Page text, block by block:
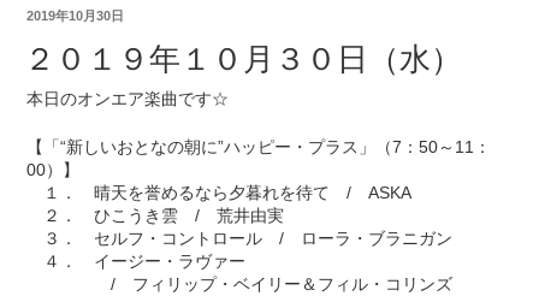
2019年10月30日
２０１９年１０月３０日（水）
本日のオンエア楽曲です☆
【「“新しいおとなの朝に”ハッピー・プラス」（7：50～11：
00）】
１． 晴天を誉めるなら夕暮れを待て / ASKA
２． ひこうき雲 / 荒井由実
３． セルフ・コントロール / ローラ・ブラニガン
４． イージー・ラヴァー
/ フィリップ・ベイリー＆フィル・コリンズ